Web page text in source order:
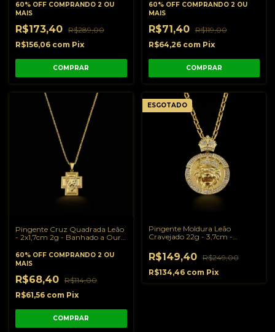
60% OFF COMPRANDO 2 OU
MAIS
R$173,40 R$289,00
R$156,06 com Pix
60% OFF COMPRANDO 2 OU
MAIS
R$71,40 R$119,00
R$64,26 com Pix
Pingente Cruz Quadrada Leão
- 2x1,7cm 2g - Banhado a Ouro
60% OFF COMPRANDO 2 OU
MAIS
R$68,40 R$114,00
R$61,56 com Pix
ESGOTADO
Pingente Moldura Leão
Cravejado 22g - 3,7cm -
R$149,40 R$249,00
R$134,46 com Pix